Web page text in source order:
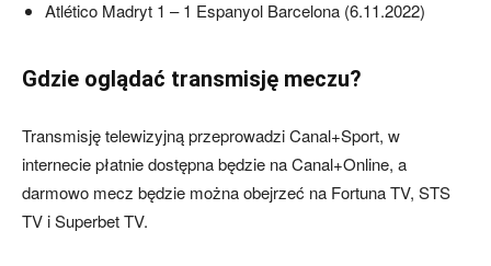
Atlético Madryt 1 – 1 Espanyol Barcelona (6.11.2022)
Gdzie oglądać transmisję meczu?
Transmisję telewizyjną przeprowadzi Canal+Sport, w
internecie płatnie dostępna będzie na Canal+Online, a
darmowo mecz będzie można obejrzeć na Fortuna TV, STS
TV i Superbet TV.